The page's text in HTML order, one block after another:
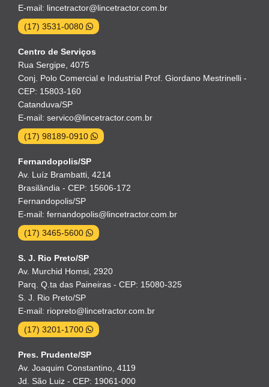
E-mail: lincetractor@lincetractor.com.br
(17) 3531-0080
Centro de Serviços
Rua Sergipe, 4075
Conj. Polo Comercial e Industrial Prof. Giordano Mestrinelli -
CEP: 15803-160
Catanduva/SP
E-mail: servico@lincetractor.com.br
(17) 98189-0910
Fernandopolis/SP
Av. Luíz Brambatti, 4214
Brasilândia - CEP: 15606-172
Fernandopolis/SP
E-mail: fernandopolis@lincetractor.com.br
(17) 3465-5600
S. J. Rio Preto/SP
Av. Murchid Homsi, 2920
Parq. Q.ta das Paineiras - CEP: 15080-325
S. J. Rio Preto/SP
E-mail: riopreto@lincetractor.com.br
(17) 3201-1700
Pres. Prudente/SP
Av. Joaquim Constantino, 4119
Jd. São Luiz - CEP: 19061-000